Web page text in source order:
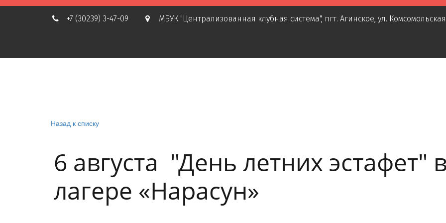
+7 (30239) 3-47-09 МБУК "Централизованная клубная система", пгт. Агинское, ул.
Назад к списку
6 августа "День летних эстафет"
лагере «Нарасун»